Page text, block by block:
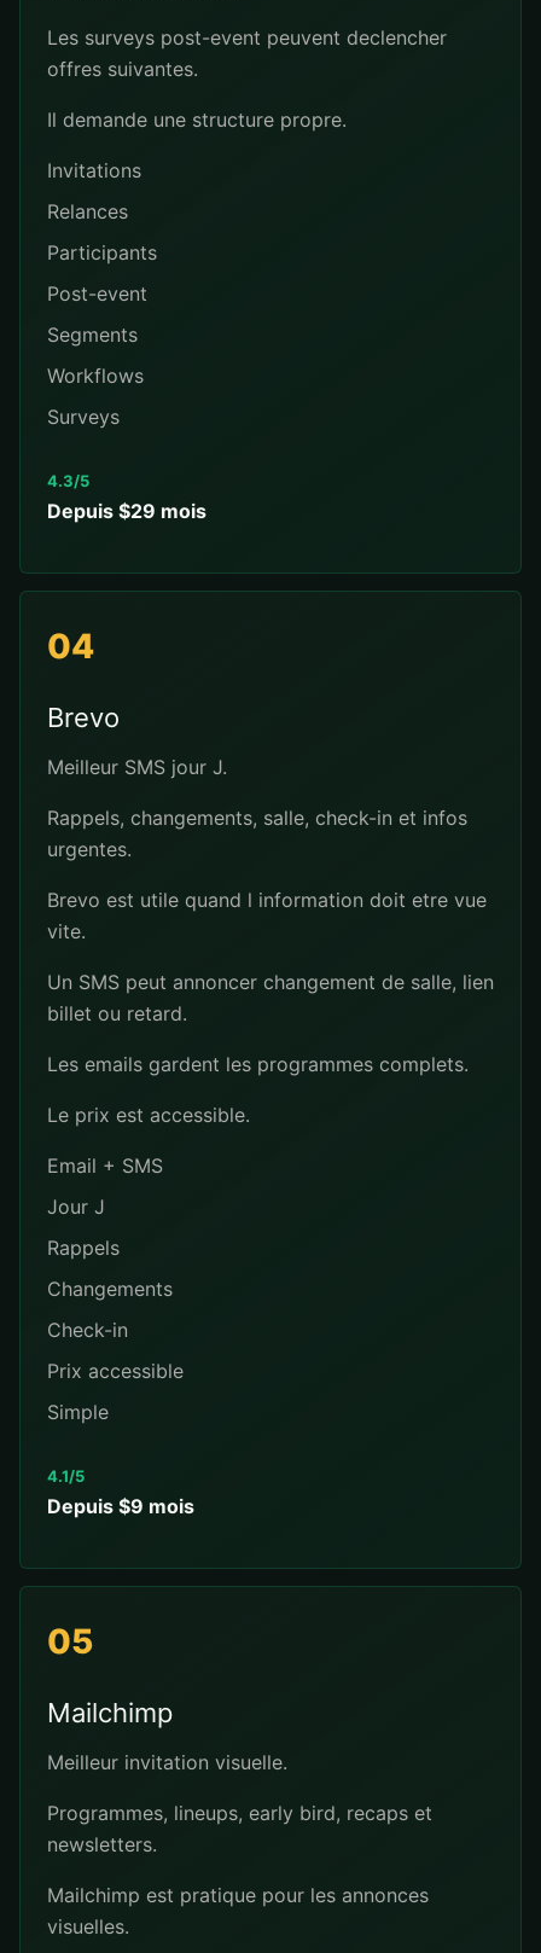
Les surveys post-event peuvent declencher
offres suivantes.
Il demande une structure propre.
Invitations
Relances
Participants
Post-event
Segments
Workflows
Surveys
4.3/5
Depuis $29 mois
04
Brevo
Meilleur SMS jour J.
Rappels, changements, salle, check-in et infos
urgentes.
Brevo est utile quand l information doit etre vue
vite.
Un SMS peut annoncer changement de salle, lien
billet ou retard.
Les emails gardent les programmes complets.
Le prix est accessible.
Email + SMS
Jour J
Rappels
Changements
Check-in
Prix accessible
Simple
4.1/5
Depuis $9 mois
05
Mailchimp
Meilleur invitation visuelle.
Programmes, lineups, early bird, recaps et
newsletters.
Mailchimp est pratique pour les annonces
visuelles.